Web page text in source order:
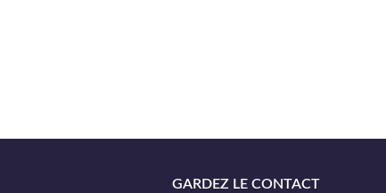
GARDEZ LE CONTACT